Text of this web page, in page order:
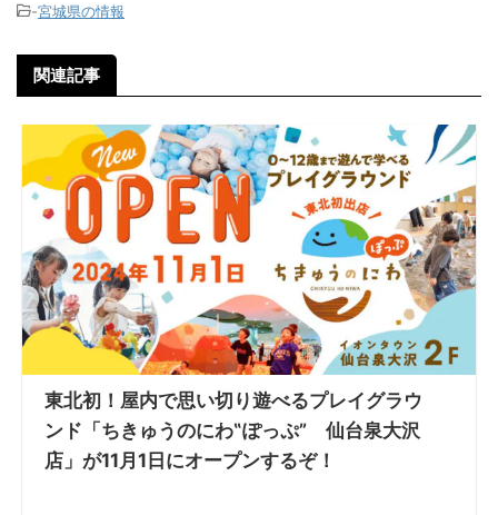
-宮城県の情報
関連記事
東北初！屋内で思い切り遊べるプレイグラウ
ンド「ちきゅうのにわ‟ぽっぷ” 仙台泉大沢
店」が11月1日にオープンするぞ！